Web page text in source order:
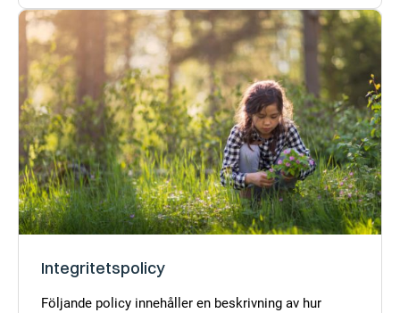
Integritetspolicy
Följande policy innehåller en beskrivning av hur